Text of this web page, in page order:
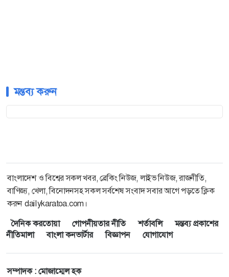
মন্তব্য করুন
বাংলাদেশ ও বিশ্বের সকল খবর, ব্রেকিং নিউজ, লাইভ নিউজ, রাজনীতি,
বাণিজ্য, খেলা, বিনোদনসহ সকল সর্বশেষ সংবাদ সবার আগে পড়তে ক্লিক
করুন dailykaratoa.com।
দৈনিক করতোয়া
গোপনীয়তার নীতি শর্তাবলি
মন্তব্য প্রকাশের
নীতিমালা
বাংলা কনভার্টার বিজ্ঞাপন যোগাযোগ
সম্পাদক : মোজাম্মেল হক